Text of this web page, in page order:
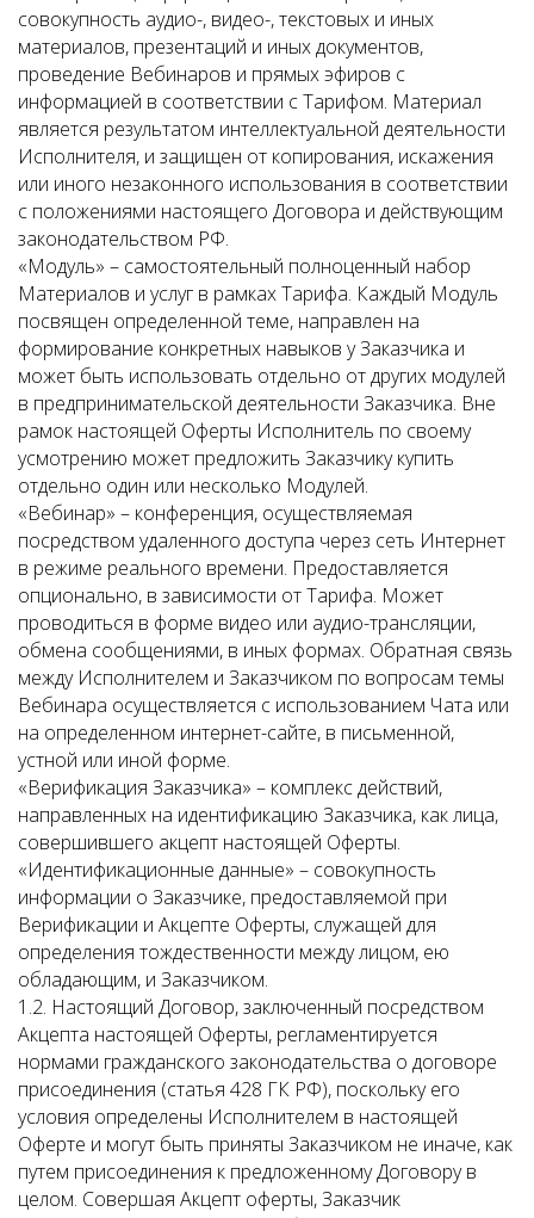
совокупность аудио-, видео-, текстовых и иных
материалов, презентаций и иных документов,
проведение Вебинаров и прямых эфиров с
информацией в соответствии с Тарифом. Материал
является результатом интеллектуальной деятельности
Исполнителя, и защищен от копирования, искажения
или иного незаконного использования в соответствии
с положениями настоящего Договора и действующим
законодательством РФ.
«Модуль» – самостоятельный полноценный набор
Материалов и услуг в рамках Тарифа. Каждый Модуль
посвящен определенной теме, направлен на
формирование конкретных навыков у Заказчика и
может быть использовать отдельно от других модулей
в предпринимательской деятельности Заказчика. Вне
рамок настоящей Оферты Исполнитель по своему
усмотрению может предложить Заказчику купить
отдельно один или несколько Модулей.
«Вебинар» – конференция, осуществляемая
посредством удаленного доступа через сеть Интернет
в режиме реального времени. Предоставляется
опционально, в зависимости от Тарифа. Может
проводиться в форме видео или аудио-трансляции,
обмена сообщениями, в иных формах. Обратная связь
между Исполнителем и Заказчиком по вопросам темы
Вебинара осуществляется с использованием Чата или
на определенном интернет-сайте, в письменной,
устной или иной форме.
«Верификация Заказчика» – комплекс действий,
направленных на идентификацию Заказчика, как лица,
совершившего акцепт настоящей Оферты.
«Идентификационные данные» – совокупность
информации о Заказчике, предоставляемой при
Верификации и Акцепте Оферты, служащей для
определения тождественности между лицом, ею
обладающим, и Заказчиком.
1.2. Настоящий Договор, заключенный посредством
Акцепта настоящей Оферты, регламентируется
нормами гражданского законодательства о договоре
присоединения (статья 428 ГК РФ), поскольку его
условия определены Исполнителем в настоящей
Оферте и могут быть приняты Заказчиком не иначе, как
путем присоединения к предложенному Договору в
целом. Совершая Акцепт оферты, Заказчик